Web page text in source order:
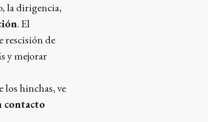
la dirigencia,
. El
rescisión de
y mejorar
los hinchas, ve
contacto